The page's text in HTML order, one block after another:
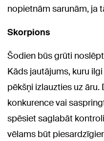
nopietnām sarunām, ja
Skorpions
Šodien būs grūti
Kāds jautājums, kuru
pēkšņi izlauzties uz āru.
konkurence vai
spēsiet saglabāt
vēlams būt